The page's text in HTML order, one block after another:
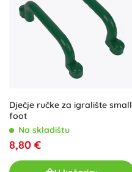
Dječje ručke za igralište small
foot
Na skladištu
8,80 €